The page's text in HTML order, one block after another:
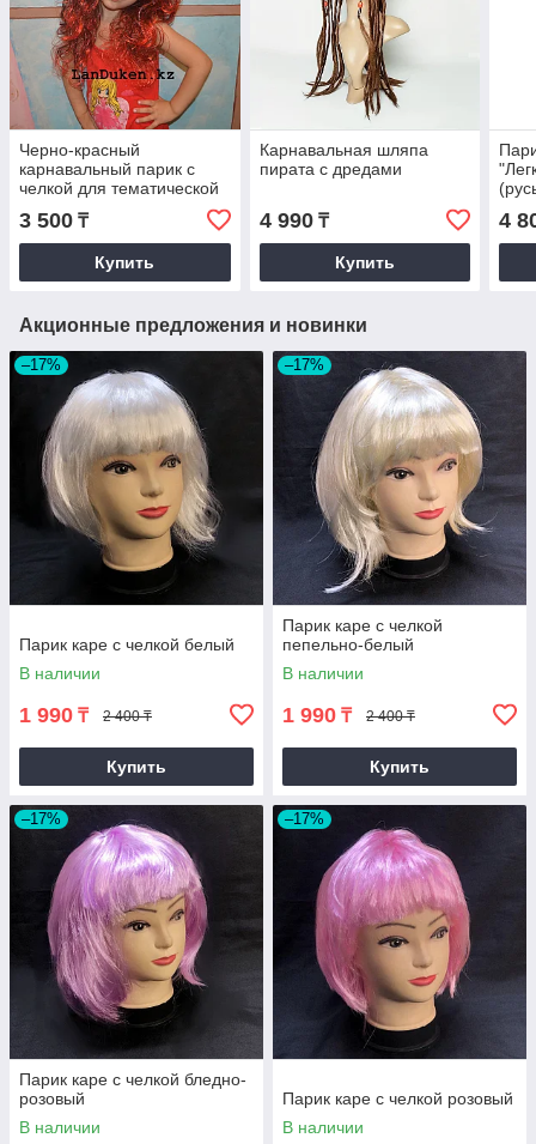
Черно-красный
карнавальный парик с
челкой для тематической
вечеринки (55 см)
3 500 ₸
Купить
Карнавальная шляпа
пирата с дредами
4 990₸
Купить
4
Акционные предложения и новинки
–17%
Парик каре с челкой белый
В наличии
1 990 ₸ 2 400 ₸
Купить
–17%
Парик каре с челкой
пепельно-белый
В наличии
1 990 ₸ 2 400 ₸
Купить
–17%
Парик каре с челкой бледно-
розовый
В наличии
–17%
Парик каре с челкой розовый
В наличии